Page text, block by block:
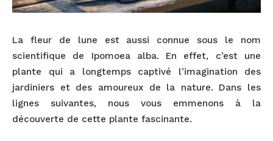
La fleur de lune est aussi connue sous le nom
scientifique de Ipomoea alba. En effet, c’est une
plante qui a longtemps captivé l’imagination des
jardiniers et des amoureux de la nature. Dans les
lignes suivantes, nous vous emmenons à la
découverte de cette plante fascinante.